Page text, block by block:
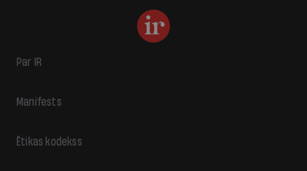
Par IR
Manifests
Ētikas kodekss